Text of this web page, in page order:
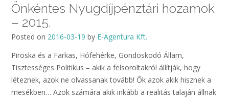
Önkéntes Nyugdíjpénztári hozamok
– 2015.
Posted on 2016-03-19 by E-Agentura Kft.
Piroska és a Farkas, Hófehérke, Gondoskodó Állam,
Tisztességes Politikus – akik a felsoroltakról állítják, hogy
léteznek, azok ne olvassanak tovább! Ők azok akik hisznek a
mesékben… Azok számára akik inkább a realitás talaján állnak